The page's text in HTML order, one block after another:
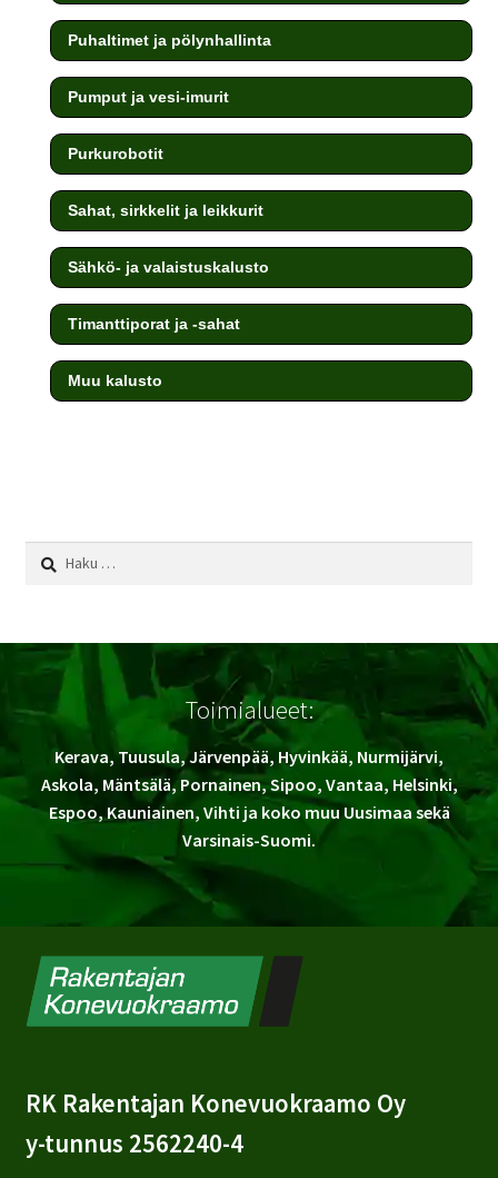
Puhaltimet ja pölynhallinta
Pumput ja vesi-imurit
Purkurobotit
Sahat, sirkkelit ja leikkurit
Sähkö- ja valaistuskalusto
Timanttiporat ja -sahat
Muu kalusto
Haku:
Toimialueet:
Kerava, Tuusula, Järvenpää, Hyvinkää, Nurmijärvi,
Askola, Mäntsälä, Pornainen, Sipoo, Vantaa, Helsinki,
Espoo, Kauniainen, Vihti ja koko muu Uusimaa sekä
Varsinais-Suomi.
RK Rakentajan Konevuokraamo Oy
y-tunnus 2562240-4